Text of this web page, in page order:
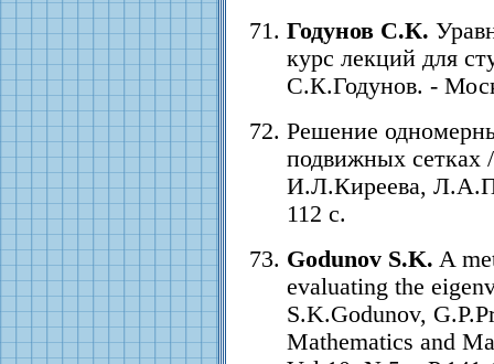
Годунов С.К.
курс лекций для
С.К.Годунов. -
Решение
подвижных
И.Л.Киреева,
112 с.
Godunov S.K. A
evaluating the
S.K.Godunov,
Mathematics and